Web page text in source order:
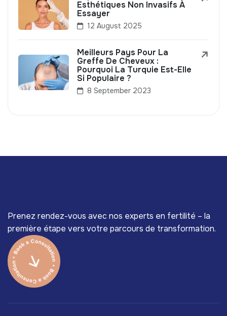
Esthétiques Non Invasifs À
Essayer
12 August 2025
Meilleurs Pays Pour La
Greffe De Cheveux :
Pourquoi La Turquie Est-Elle
Si Populaire ?
8 September 2023
Prenez rendez-vous avec nos experts en fertilité – la
première étape vers votre parcours de transformation.